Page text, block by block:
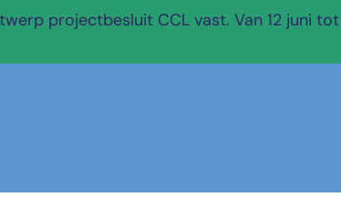
projectbesluit CCL vast. Van 12 juni